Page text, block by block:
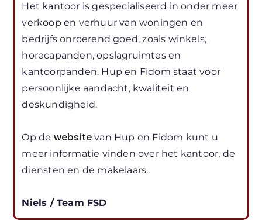
Het kantoor is gespecialiseerd in onder meer
verkoop en verhuur van woningen en
bedrijfs onroerend goed, zoals winkels,
horecapanden, opslagruimtes en
kantoorpanden. Hup en Fidom staat voor
persoonlijke aandacht, kwaliteit en
deskundigheid.
Op de website van Hup en Fidom kunt u
meer informatie vinden over het kantoor, de
diensten en de makelaars.
Niels / Team FSD